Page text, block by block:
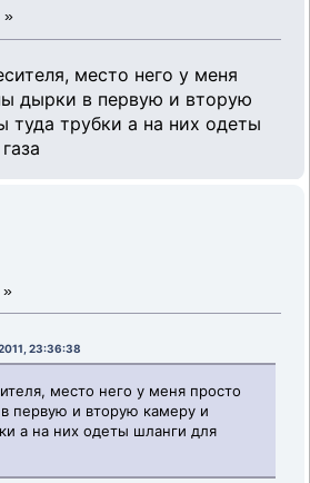
»
место него у меня
дырки в первую и вторую
туда трубки а на них одеты
»
23:36:38
место него у меня просто
первую и вторую камеру и
а на них одеты шланги для